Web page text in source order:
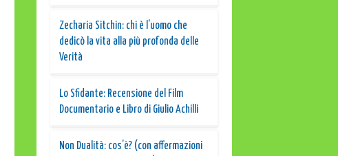
Zecharia Sitchin: chi è l’uomo che
dedicò la vita alla più profonda delle
Verità
Lo Sfidante: Recensione del Film
Documentario e Libro di Giulio Achilli
Non Dualità: cos’è? (con affermazioni